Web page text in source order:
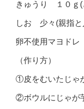
きゅうり １０ｇ(
しお 少々(親指と
卵不使用マヨド
（作り方）
①皮をむいたじゃ
②ボウルにじゃが